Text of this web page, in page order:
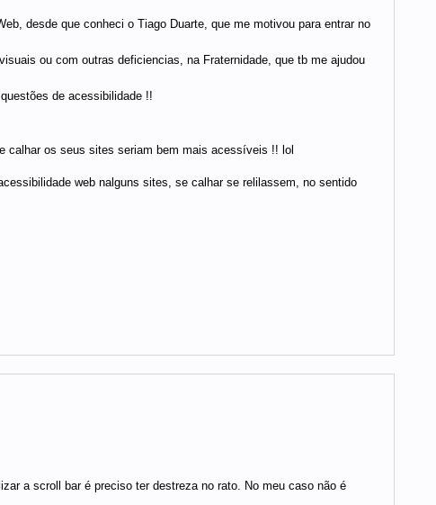
desde que conheci o Tiago Duarte, que me motivou para entrar no
ou com outras deficiencias, na Fraternidade, que tb me ajudou
de acessibilidade !!
os seus sites seriam bem mais acessíveis !! lol
web nalguns sites, se calhar se relilassem, no sentido
a scroll bar é preciso ter destreza no rato. No meu caso não é